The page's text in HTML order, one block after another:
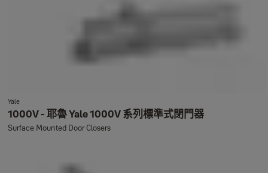
Yale
1000V - 耶魯 Yale 1000V 系列標準式閉門器
Surface Mounted Door Closers